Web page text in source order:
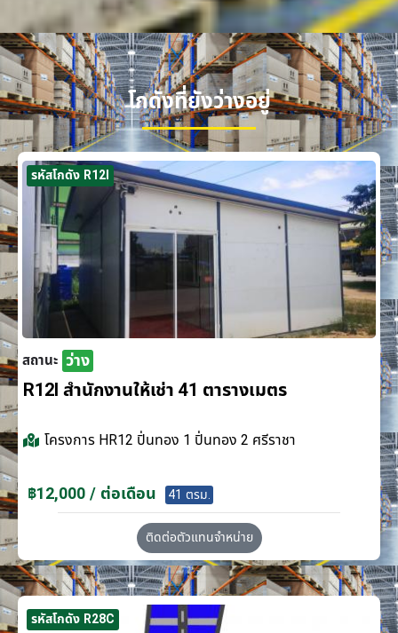
โกดังที่ยังว่างอยู่
รหัสโกดัง R12I
สถานะ ว่าง
R12I สำนักงานให้เช่า 41 ตารางเมตร
โครงการ HR12 ปิ่นทอง 1 ปิ่นทอง 2 ศรีราชา
฿12,000 / ต่อเดือน 41 ตรม.
ติดต่อตัวแทนจำหน่าย
รหัสโกดัง R28C